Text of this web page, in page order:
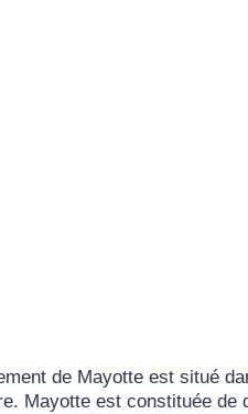
de Mayotte est situé
Mayotte est constituée de